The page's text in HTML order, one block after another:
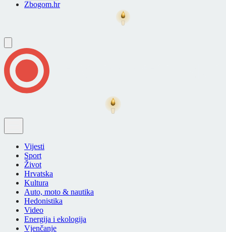
Zbogom.hr
Vijesti
Sport
Život
Hrvatska
Kultura
Auto, moto & nautika
Hedonistika
Video
Energija i ekologija
Vjenčanje